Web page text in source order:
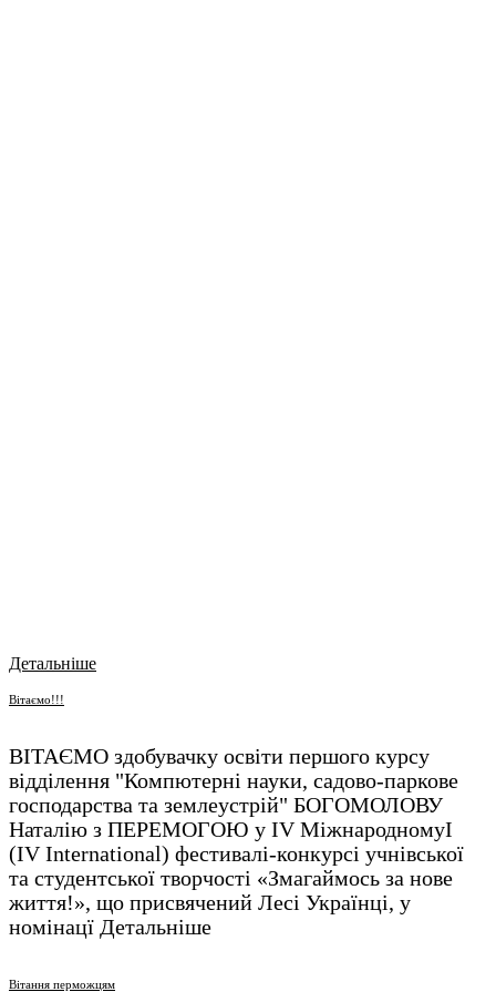
Детальніше
Вітаємо!!!
ВІТАЄМО здобувачку освіти першого курсу
відділення "Компютерні науки, садово-паркове
господарства та землеустрій" БОГОМОЛОВУ
Наталію з ПЕРЕМОГОЮ у ІV МіжнародномуІ
(ІV International) фестивалі-конкурсі учнівської
та студентської творчості «Змагаймось за нове
життя!», що присвячений Лесі Українці, у
номінацї Детальніше
Вітання перможцям